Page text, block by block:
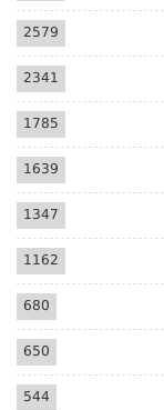
2579
2341
1785
1639
1347
1162
680
650
544